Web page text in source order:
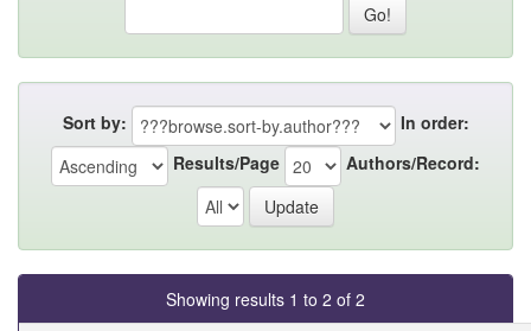
Sort by:
In order:
Results/Page
Authors/Record:
Showing results 1 to 2 of 2